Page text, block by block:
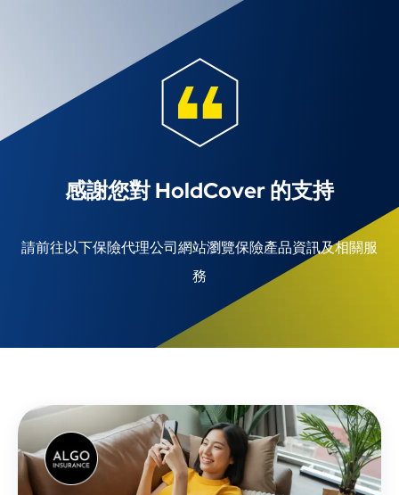
感謝您對 HoldCover 的支持
請前往以下保險代理公司網站瀏覽保險產品資訊及相關服
務